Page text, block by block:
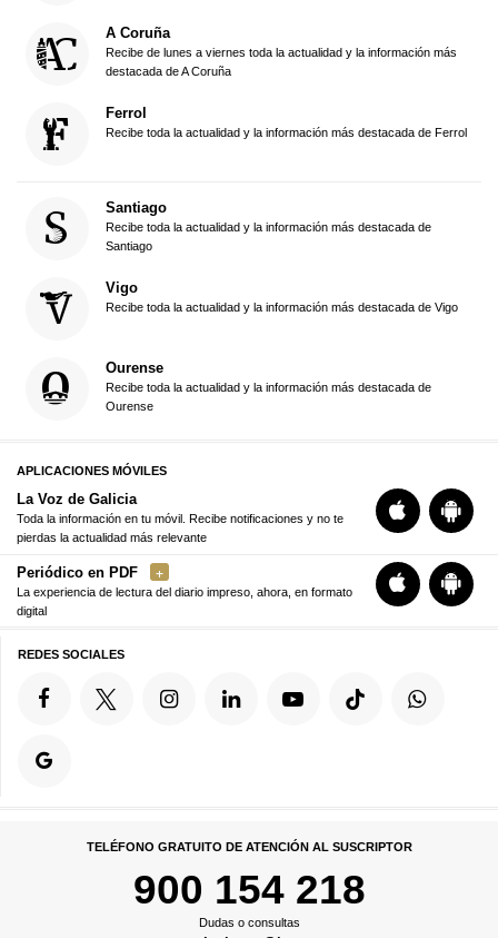
A Coruña
Recibe de lunes a viernes toda la actualidad y la información más
destacada de A Coruña
Ferrol
Recibe toda la actualidad y la información más destacada de Ferrol
Santiago
Recibe toda la actualidad y la información más destacada de
Santiago
Vigo
Recibe toda la actualidad y la información más destacada de Vigo
Ourense
Recibe toda la actualidad y la información más destacada de
Ourense
APLICACIONES MÓVILES
La Voz de Galicia
Toda la información en tu móvil. Recibe notificaciones y no te
pierdas la actualidad más relevante
Periódico en PDF
La experiencia de lectura del diario impreso, ahora, en formato
digital
REDES SOCIALES
TELÉFONO GRATUITO DE ATENCIÓN AL SUSCRIPTOR
900 154 218
Dudas o consultas